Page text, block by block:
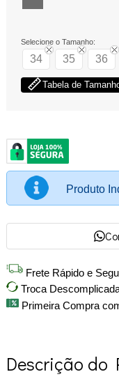
Selecione o Tamanho:
34 35 36
Tabela de
Produto
Frete Rápido e
Troca
Primeira Compra
Descrição do